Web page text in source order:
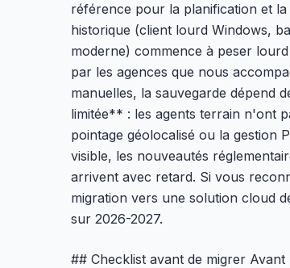
référence pour la planification et
historique (client lourd Windows,
moderne) commence à peser
par les agences que nous
manuelles, la sauvegarde dépend
limitée** : les agents terrain n'ont
pointage géolocalisé ou la
visible, les nouveautés
arrivent avec retard. Si vous
migration vers une solution cloud
sur 2026-2027.
## Checklist avant de migrer